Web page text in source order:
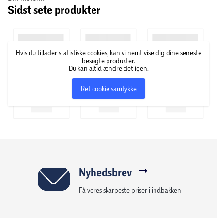
Cesar har udviklet komplette måltider, der dækker alt det,
bedste ven.
Sidst sete produkter
Hvis du tillader statistiske cookies, kan vi nemt vise dig dine seneste
besøgte produkter.
Du kan altid ændre det igen.
Ret cookie samtykke
Nyhedsbrev
Få vores skarpeste priser i indbakken